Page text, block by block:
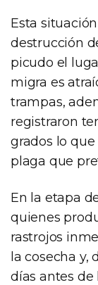
Esta
destrucción
picudo el
migra es
trampas,
registraron
grados lo
plaga que
En la etapa
quienes
rastrojos
la cosecha y,
días antes de